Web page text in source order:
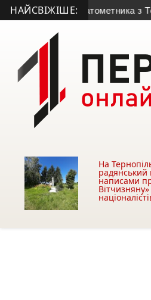
НАЙСВІЖІШЕ:
гранатометника з
На
радянський
написами